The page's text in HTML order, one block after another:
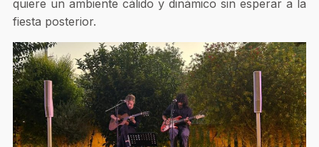
quiere un ambiente cálido y dinámico sin esperar a la
fiesta posterior.